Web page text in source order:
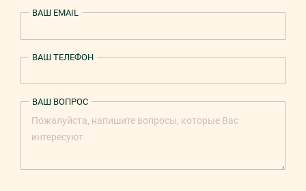
ВАШ EMAIL
ВАШ ТЕЛЕФОН
ВАШ ВОПРОС